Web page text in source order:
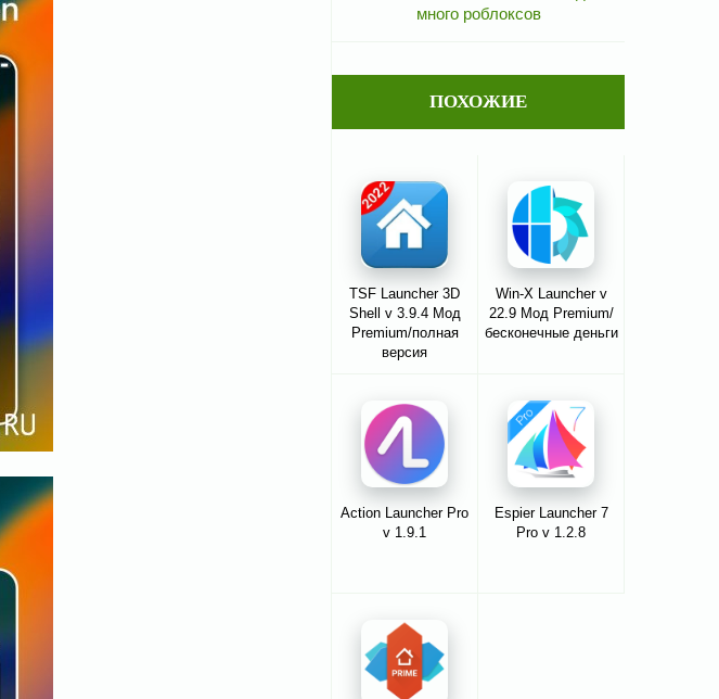
много роблоксов
ПОХОЖИЕ
TSF Launcher 3D
Shell v 3.9.4 Мод
Premium/полная
версия
Win-X Launcher v
22.9 Мод Premium/
бесконечные деньги
Action Launcher Pro
v 1.9.1
Espier Launcher 7
Pro v 1.2.8